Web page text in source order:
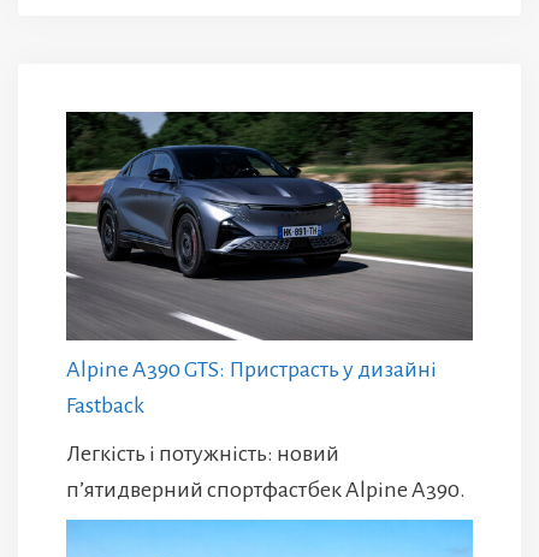
Alpine A390 GTS: Пристрасть у дизайні
Fastback
Легкість і потужність: новий
п’ятидверний спортфастбек Alpine A390.